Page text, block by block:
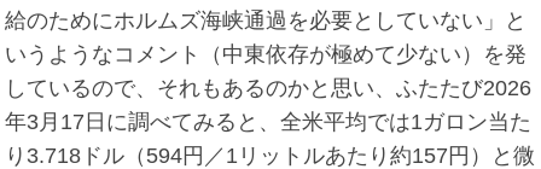
給のためにホルムズ海峡通過を必要としていない」と
いうようなコメント（中東依存が極めて少ない）を発
しているので、それもあるのかと思い、ふたたび2026
年3月17日に調べてみると、全米平均では1ガロン当た
り3.718ドル（594円／1リットルあたり約157円）と微